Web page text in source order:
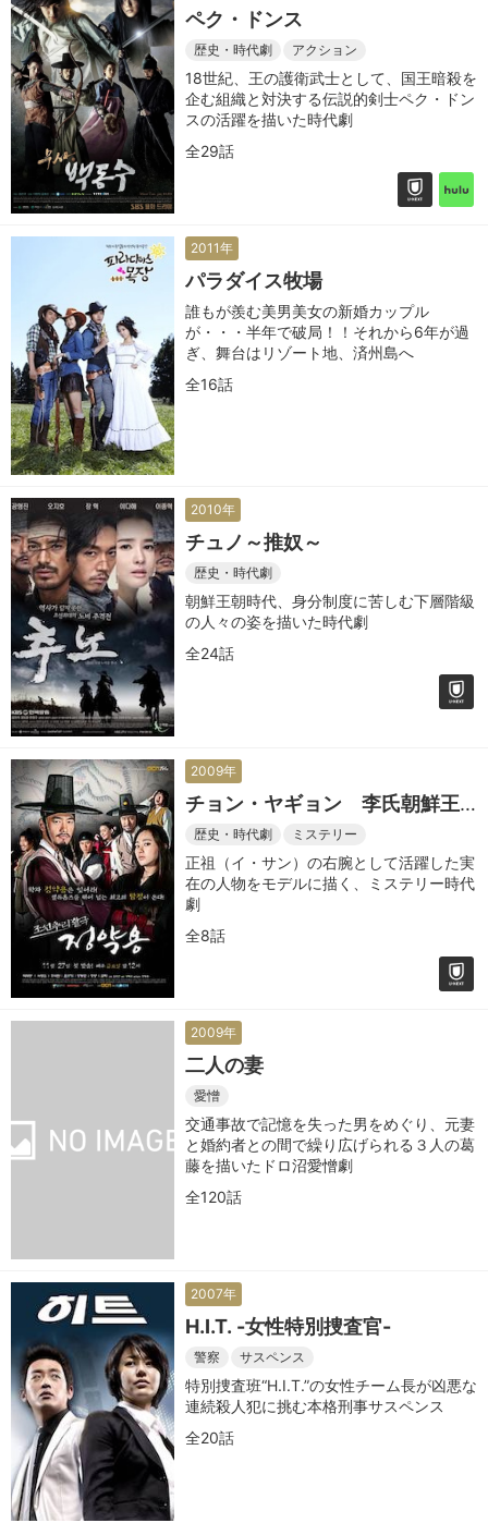
ペク・ドンス
歴史・時代劇 アクション
18世紀、王の護衛武士として、国王暗殺を
企む組織と対決する伝説的剣士ペク・ドン
スの活躍を描いた時代劇
全29話
2011年
パラダイス牧場
誰もが羨む美男美女の新婚カップル
が・・・半年で破局！！それから6年が過
ぎ、舞台はリゾート地、済州島へ
全16話
2010年
チュノ～推奴～
歴史・時代劇
朝鮮王朝時代、身分制度に苦しむ下層階級
の人々の姿を描いた時代劇
全24話
2009年
チョン・ヤギョン 李氏朝鮮王
朝の事件簿
歴史・時代劇 ミステリー
正祖（イ・サン）の右腕として活躍した実
在の人物をモデルに描く、ミステリー時代
劇
全8話
2009年
二人の妻
愛憎
交通事故で記憶を失った男をめぐり、元妻
と婚約者との間で繰り広げられる３人の葛
藤を描いたドロ沼愛憎劇
全120話
2007年
H.I.T. -女性特別捜査官-
警察 サスペンス
特別捜査班“H.I.T.”の女性チーム長が凶悪な
連続殺人犯に挑む本格刑事サスペンス
全20話